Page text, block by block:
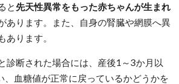
と先天性異常をもった赤ちゃんが生まれ
あります。また、自身の腎臓や網膜へ異
あります。
診断された場合には、産後1～3か月以
血糖値が正常に戻っているかどうかを